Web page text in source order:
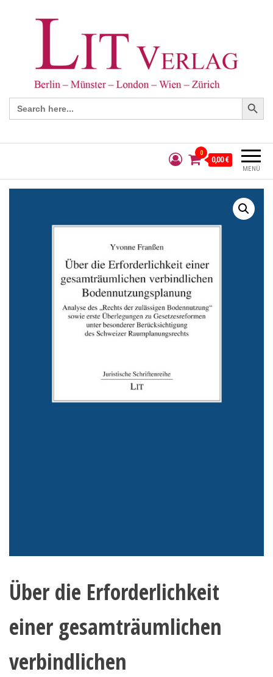
Search
for:
Search Button
MENÜ
0
0,00 €
Über die Erforderlichkeit
einer gesamträumlichen
verbindlichen